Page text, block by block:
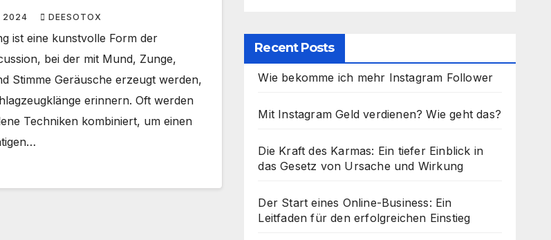
2024 DEESOTOX
ist eine kunstvolle Form der
bei der mit Mund, Zunge,
Stimme Geräusche erzeugt werden,
erinnern. Oft werden
Techniken kombiniert, um einen
Recent Posts
Wie bekomme ich mehr Instagram Follower
Mit Instagram Geld verdienen? Wie geht das?
Die Kraft des Karmas: Ein tiefer Einblick in
das Gesetz von Ursache und Wirkung
Der Start eines Online-Business: Ein
Leitfaden für den erfolgreichen Einstieg